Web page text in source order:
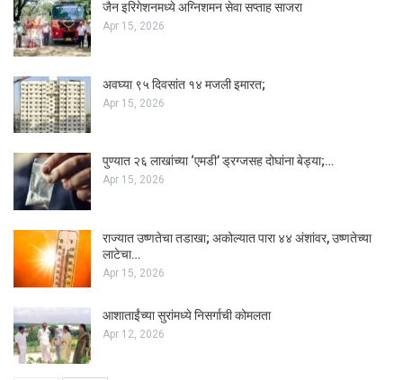
जैन इरिगेशनमध्ये अग्निशमन सेवा सप्ताह साजरा
Apr 15, 2026
अवघ्या ९५ दिवसांत १४ मजली इमारत;
Apr 15, 2026
पुण्यात २६ लाखांच्या ‘एमडी’ ड्रग्जसह दोघांना बेड्या;…
Apr 15, 2026
राज्यात उष्णतेचा तडाखा; अकोल्यात पारा ४४ अंशांवर, उष्णतेच्या
लाटेचा…
Apr 15, 2026
आशाताईंच्या सुरांमध्ये निसर्गाची कोमलता
Apr 12, 2026